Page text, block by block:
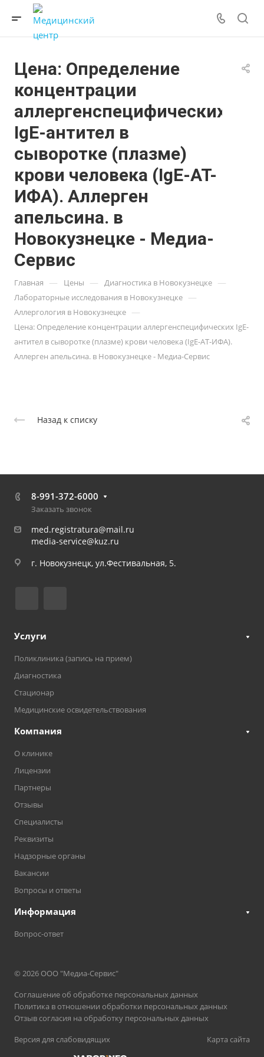
Цена: Определение
концентрации
аллергенспецифических
IgE-антител в
сыворотке (плазме)
крови человека (IgE-АТ-
ИФА). Аллерген
апельсина. в
Новокузнецке - Медиа-
Сервис
Главная — Цены — Диагностика в Новокузнецке —
Лабораторные исследования в Новокузнецке —
Аллергология в Новокузнецке —
Цена: Определение концентрации аллергенспецифических IgE-
антител в сыворотке (плазме) крови человека (IgE-АТ-ИФА).
Аллерген апельсина. в Новокузнецке - Медиа-Сервис
Назад к списку
8-991-372-6000
Заказать звонок
med.registratura@mail.ru
media-service@kuz.ru
г. Новокузнецк, ул.Фестивальная, 5.
Услуги
Поликлиника (запись на прием)
Диагностика
Стационар
Медицинские освидетельствования
Компания
О клинике
Лицензии
Партнеры
Отзывы
Специалисты
Реквизиты
Надзорные органы
Вакансии
Вопросы и ответы
Информация
Вопрос-ответ
© 2026 ООО "Медиа-Сервис"
Соглашение об обработке персональных данных
Политика в отношении обработки персональных данных
Отзыв согласия на обработку персональных данных
Версия для слабовидящих
Карта сайта